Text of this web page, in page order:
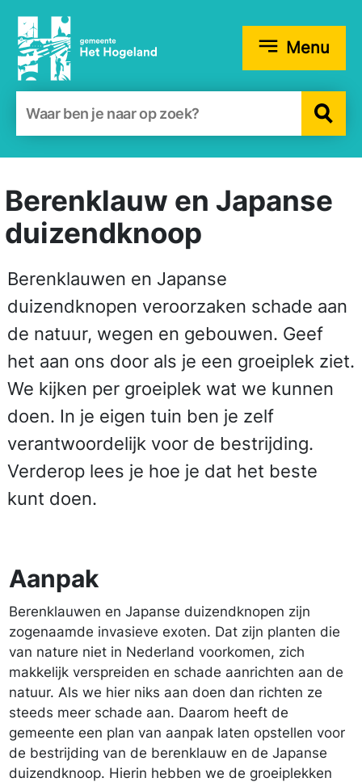
Zoekformulier
Menu
Berenklauw en Japanse
duizendknoop
Berenklauwen en Japanse
duizendknopen veroorzaken schade aan
de natuur, wegen en gebouwen. Geef
het aan ons door als je een groeiplek ziet.
We kijken per groeiplek wat we kunnen
doen. In je eigen tuin ben je zelf
verantwoordelijk voor de bestrijding.
Verderop lees je hoe je dat het beste
kunt doen.
Aanpak
Berenklauwen en Japanse duizendknopen zijn
zogenaamde invasieve exoten. Dat zijn planten die
van nature niet in Nederland voorkomen, zich
makkelijk verspreiden en schade aanrichten aan de
natuur. Als we hier niks aan doen dan richten ze
steeds meer schade aan. Daarom heeft de
gemeente een plan van aanpak laten opstellen voor
de bestrijding van de berenklauw en de Japanse
duizendknoop. Hierin hebben we de groeiplekken